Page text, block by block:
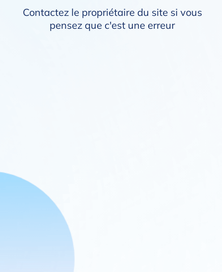
Contactez le propriétaire du site si vous
pensez que c'est une erreur